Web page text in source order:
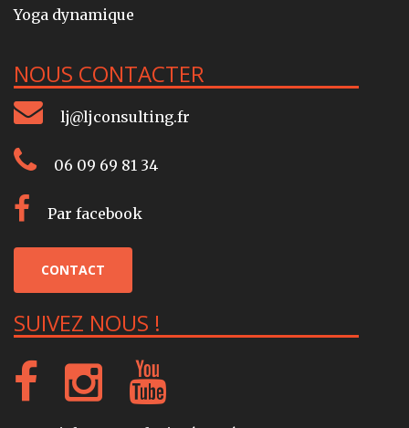
Yoga dynamique
NOUS CONTACTER
lj@ljconsulting.fr
06 09 69 81 34
Par facebook
CONTACT
SUIVEZ NOUS !